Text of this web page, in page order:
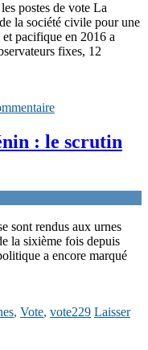
postes de vote La
la société civile pour une
pacifique en 2016 a
fixes, 12
: le scrutin
sont rendus aux urnes
la sixième fois depuis
a encore marqué
, Vote, vote229 Laisser